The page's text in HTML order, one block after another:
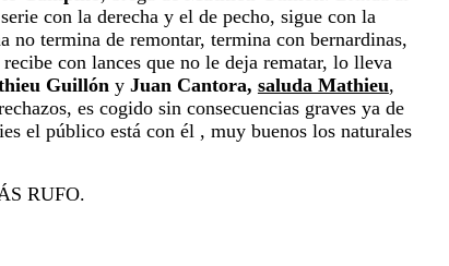
con la derecha y el de pecho, sigue con la
no termina de remontar, termina con bernardinas,
con lances que no le deja rematar, lo lleva
Guillón y Juan Cantora, saluda Mathieu,
es cogido sin consecuencias graves ya de
el público está con él , muy buenos los naturales
RUFO.